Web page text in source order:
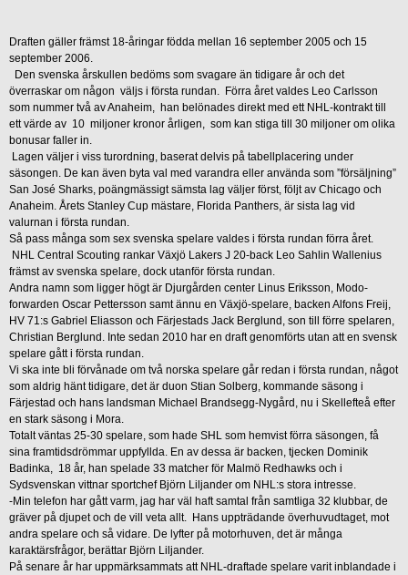
Draften gäller främst 18-åringar födda mellan 16 september 2005 och 15
september 2006.
Den svenska årskullen bedöms som svagare än tidigare år och det
överraskar om någon väljs i första rundan. Förra året valdes Leo Carlsson
som nummer två av Anaheim, han belönades direkt med ett NHL-kontrakt till
ett värde av 10 miljoner kronor årligen, som kan stiga till 30 miljoner om olika
bonusar faller in.
Lagen väljer i viss turordning, baserat delvis på tabellplacering under
säsongen. De kan även byta val med varandra eller använda som ”försäljning”
San José Sharks, poängmässigt sämsta lag väljer först, följt av Chicago och
Anaheim. Årets Stanley Cup mästare, Florida Panthers, är sista lag vid
valurnan i första rundan.
Så pass många som sex svenska spelare valdes i första rundan förra året.
NHL Central Scouting rankar Växjö Lakers J 20-back Leo Sahlin Wallenius
främst av svenska spelare, dock utanför första rundan.
Andra namn som ligger högt är Djurgården center Linus Eriksson, Modo-
forwarden Oscar Pettersson samt ännu en Växjö-spelare, backen Alfons Freij,
HV 71:s Gabriel Eliasson och Färjestads Jack Berglund, son till förre spelaren,
Christian Berglund. Inte sedan 2010 har en draft genomförts utan att en svensk
spelare gått i första rundan.
Vi ska inte bli förvånade om två norska spelare går redan i första rundan, något
som aldrig hänt tidigare, det är duon Stian Solberg, kommande säsong i
Färjestad och hans landsman Michael Brandsegg-Nygård, nu i Skellefteå efter
en stark säsong i Mora.
Totalt väntas 25-30 spelare, som hade SHL som hemvist förra säsongen, få
sina framtidsdrömmar uppfyllda. En av dessa är backen, tjecken Dominik
Badinka, 18 år, han spelade 33 matcher för Malmö Redhawks och i
Sydsvenskan vittnar sportchef Björn Liljander om NHL:s stora intresse.
-Min telefon har gått varm, jag har väl haft samtal från samtliga 32 klubbar, de
gräver på djupet och de vill veta allt. Hans uppträdande överhuvudtaget, mot
andra spelare och så vidare. De lyfter på motorhuven, det är många
karaktärsfrågor, berättar Björn Liljander.
På senare år har uppmärksammats att NHL-draftade spelare varit inblandade i